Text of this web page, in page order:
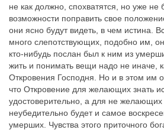
не как должно, спохватятся, но уже не
возможности поправить свое
они ясно будут видеть, в чем истина.
много слепотствующих, подобно им,
кто-нибудь послан был к ним из
жить и понимать вещи надо не иначе,
Откровения Господня. Но и в этом им
что Откровение для желающих знать
удостоверительно, а для не
неубедительно будет и самое
умерших. Чувства этого приточного